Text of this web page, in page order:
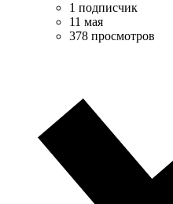
1 подписчик
11 мая
378 просмотров